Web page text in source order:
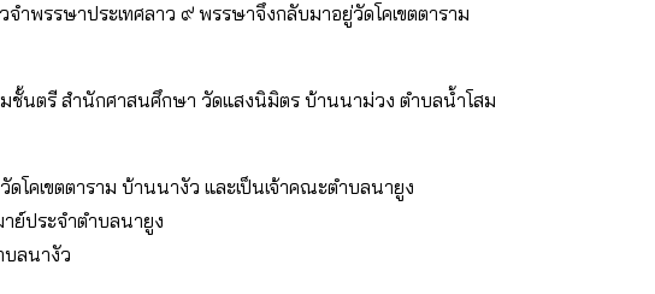
จำพรรษาประเทศลาว ๙ พรรษาจึงกลับมาอยู่วัดโคเขตตาราม
ชั้นตรี สำนักศาสนศึกษา วัดแสงนิมิตร บ้านนาม่วง ตำบลน้ำโสม
ดโคเขตตาราม บ้านนางัว และเป็นเจ้าคณะตำบลนายูง
ย์ประจำตำบลนายูง
บลนางัว